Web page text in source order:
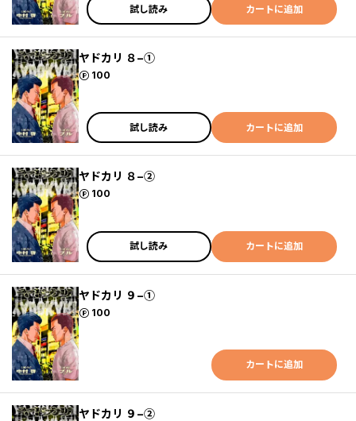
試し読み カートに追加
ヤドカリ ８−①
100
ポイント
試し読み カートに追加
ヤドカリ ８−②
100
ポイント
試し読み カートに追加
ヤドカリ ９−①
100
ポイント
カートに追加
ヤドカリ ９−②